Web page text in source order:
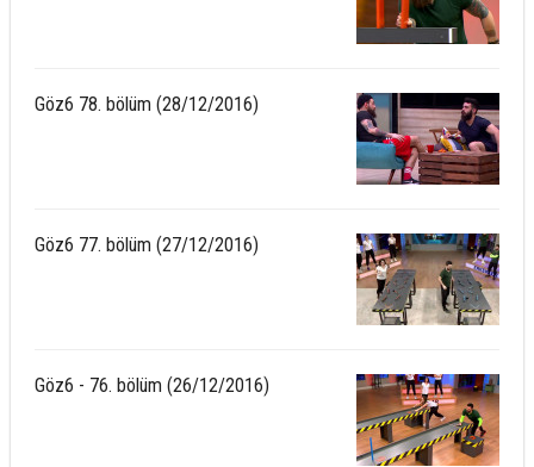
Göz6 78. bölüm (28/12/2016)
Göz6 77. bölüm (27/12/2016)
Göz6 - 76. bölüm (26/12/2016)